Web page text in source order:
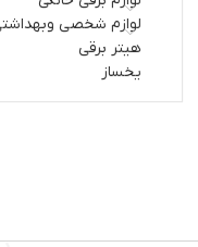
لوازم شخصی
هیتر برقی
یخساز